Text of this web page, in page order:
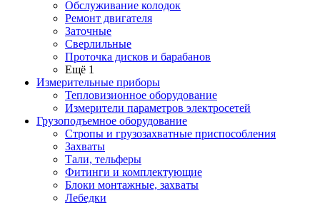
Обслуживание колодок
Ремонт двигателя
Заточные
Сверлильные
Проточка дисков и барабанов
Ещё 1
Измерительные приборы
Тепловизионное оборудование
Измерители параметров электросетей
Грузоподъемное оборудование
Стропы и грузозахватные приспособления
Захваты
Тали, тельферы
Фитинги и комплектующие
Блоки монтажные, захваты
Лебедки